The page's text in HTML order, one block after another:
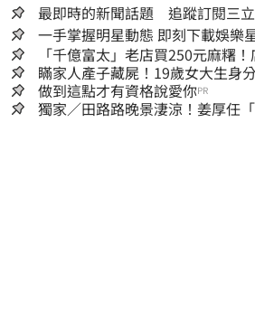
最即時的新聞話題 追蹤訂閱三
一手掌握明星動態 即刻下
「千億富太」老店買250元麻糬
回：我自己做的
瞞家人產子藏屍！19歲女大生
「產檢紀錄全空白」
做到這點才有資格說愛你PR
獨家／田路路晚景淒涼！姜厚任